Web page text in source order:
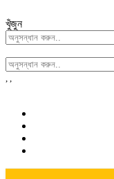
খুঁজুন
, ,